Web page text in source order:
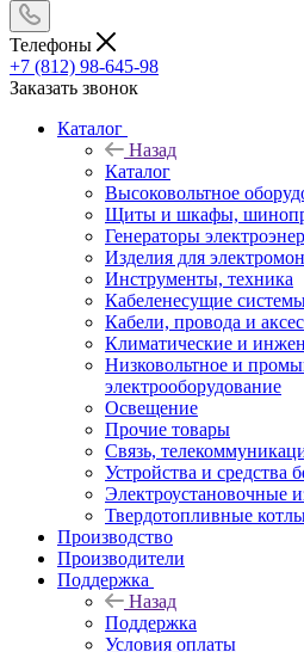
Телефоны
+7 (812) 98-645-98
Заказать звонок
Каталог
Назад
Каталог
Высоковольтное
Щиты и шкафы,
Генераторы
Изделия для
Инструменты, техника
Кабеленесущие
Кабели, провода и
Климатические и
Низковольтное и
электрооборудование
Освещение
Прочие товары
Связь,
Устройства и средства
Электроустановочные
Твердотопливные
Производство
Производители
Поддержка
Назад
Поддержка
Условия оплаты